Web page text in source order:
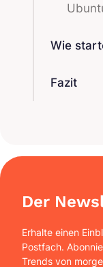
Wie
Fazit
Der
Erhalte einen
Postfach.
Trends von